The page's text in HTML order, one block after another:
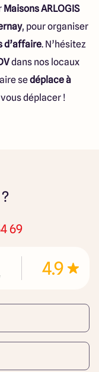
Maisons ARLOGIS
, pour organiser
d’affaire. N’hésitez
dans nos locaux
sedéplace à
déplacer !
69
4.9